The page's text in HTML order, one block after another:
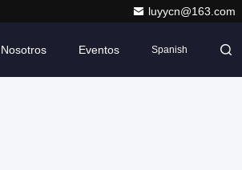
luyycn@163.com
Eventos Spanish